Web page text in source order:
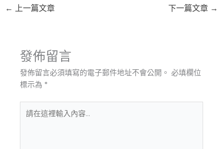
← 上一篇文章 下一篇文章 →
發佈留言
發佈留言必須填寫的電子郵件地址不會公開。 必填欄位
標示為 *
在